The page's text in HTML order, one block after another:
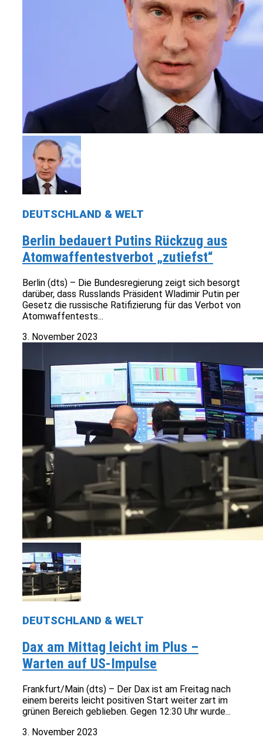
DEUTSCHLAND & WELT
Berlin bedauert Putins Rückzug aus
Atomwaffentestverbot „zutiefst“
Berlin (dts) – Die Bundesregierung zeigt sich besorgt
darüber, dass Russlands Präsident Wladimir Putin per
Gesetz die russische Ratifizierung für das Verbot von
Atomwaffentests...
3. November 2023
DEUTSCHLAND & WELT
Dax am Mittag leicht im Plus –
Warten auf US-Impulse
Frankfurt/Main (dts) – Der Dax ist am Freitag nach
einem bereits leicht positiven Start weiter zart im
grünen Bereich geblieben. Gegen 12:30 Uhr wurde...
3. November 2023